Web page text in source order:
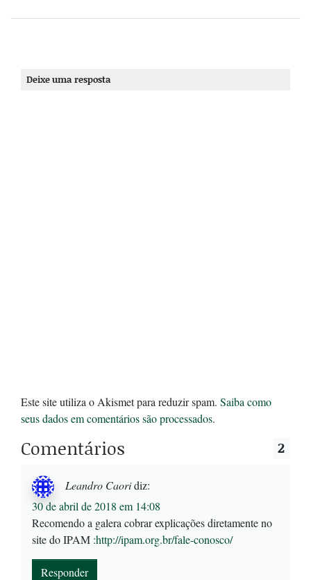
Deixe uma resposta
Este site utiliza o Akismet para reduzir spam. Saiba como
seus dados em comentários são processados.
Comentários 2
Leandro Caoridiz:
30 de abril de 2018 em 14:08
Recomendo a galera cobrar explicações diretamente no
site do IPAM :http://ipam.org.br/fale-conosco/
Responder